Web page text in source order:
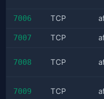
7006 TCP
7007 TCP
7008 TCP
7009 TCP